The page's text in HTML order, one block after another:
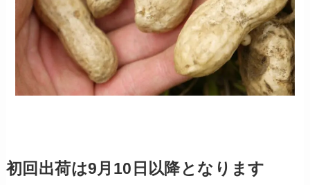
初回出荷は9月10日以降となります